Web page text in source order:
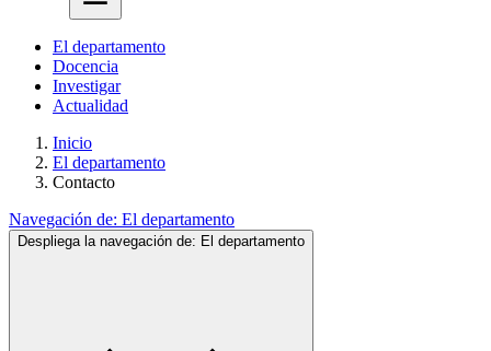
El departamento
Docencia
Investigar
Actualidad
Inicio
El departamento
Contacto
Navegación de: El departamento
Despliega la navegación de: El departamento